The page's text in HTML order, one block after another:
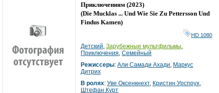
Приключениям (2023)
(Die Mucklas ... Und Wie Sie Zu Pettersson Und
Findus Kamen)
HD 1080
Детский Зарубежные мультфильмы
Приключения Семейный
Режиссеры: Али Самади Ахади Маркус
Дитрих
В ролях: Уве Оксенкнехт, Кристин Урспрух
Штефан Курт